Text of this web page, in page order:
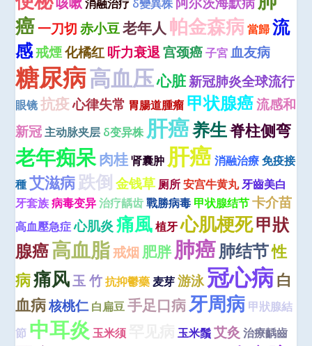
消融治疗 δ變異株
癌一刀切 赤小豆老年人 帕金森病 當歸 流
感戒煙化橘红听力衰退宫颈癌 子宮 血友病
糖尿病高血压心脏新冠肺炎全球流行
眼镜 抗疫 心律失常 胃腸道腫瘤 甲状腺癌流感和
新冠 主动脉夹层 δ变异株 肝癌养生脊柱侧弯
老年痴呆肉桂 肾囊肿 肝癌 消融治療 免疫接
種 艾滋病跌倒 金钱草 厕所 安宫牛黄丸牙齒美白
牙套族 病毒变异 治疗龋齿 戰勝病毒 甲状腺结节 卡介苗
高血壓急症 心肌炎 痛風 植牙 心肌梗死甲狀
腺癌高血脂戒烟 肥胖肺癌肺结节性
病痛风玉 竹 抗抑鬱藥 麦芽 游泳冠心病白
血病核桃仁 白扁豆 手足口病牙周病 甲狀腺結
節 中耳炎 玉米须 玉米鬚 艾灸 治療齲齒